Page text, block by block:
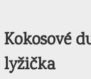
Kokosové
lyžička